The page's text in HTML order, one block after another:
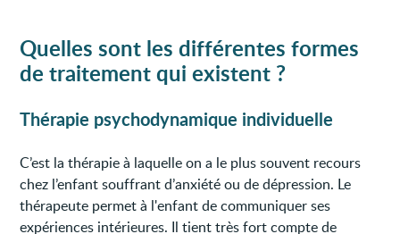
Quelles sont les différentes formes
de traitement qui existent ?
Thérapie psychodynamique individuelle
C’est la thérapie à laquelle on a le plus souvent recours
chez l’enfant souffrant d’anxiété ou de dépression. Le
thérapeute permet à l'enfant de communiquer ses
expériences intérieures. Il tient très fort compte de